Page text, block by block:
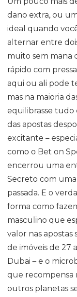
dano extra, ou
ideal quando
alternar entre
muito sem mana
rápido com
aqui ou ali pode
mas na maioria
equilibrasse tudo
das apostas
excitante –
como o Bet on
encerrou uma
Secreto com
passada. E o
forma como
masculino que
valor nas
de imóveis de 27
Dubai – e o
que recompensa
outros planetas